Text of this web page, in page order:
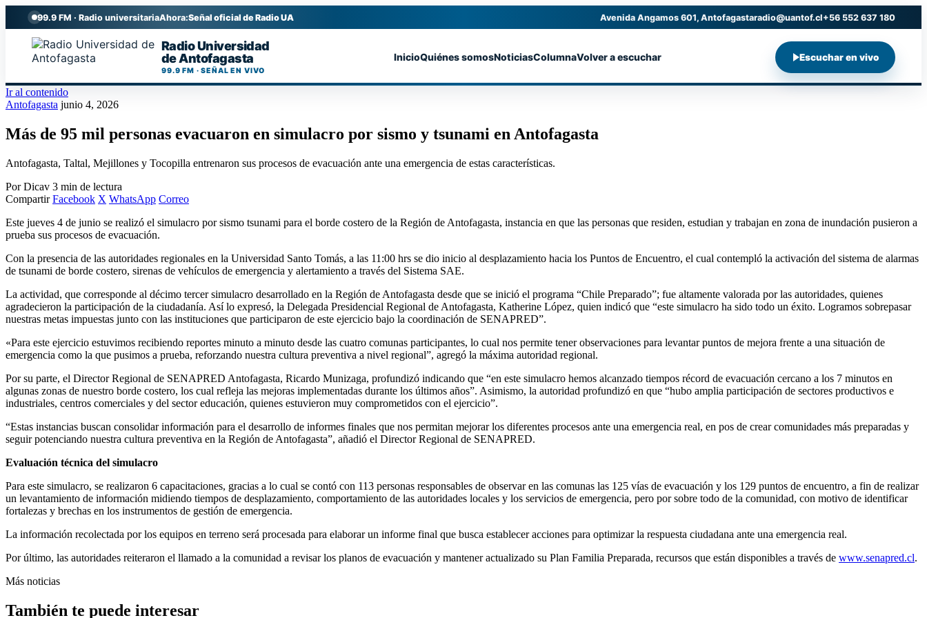
99.9 FM · Radio universitariaAhora:Señal oficial de Radio UA Avenida Angamos 601, Antofagastaradio@uantof.cl+56 552 637 180
Radio Universidad
de Antofagasta
99.9 FM · SEÑAL EN VIVO
InicioQuiénes somosNoticiasColumnaVolver a escuchar Escuchar en vivo
Ir al contenido
Antofagasta junio 4, 2026
Más de 95 mil personas evacuaron en simulacro por sismo y tsunami en Antofagasta
Antofagasta, Taltal, Mejillones y Tocopilla entrenaron sus procesos de evacuación ante una emergencia de estas características.
Por Dicav 3 min de lectura
Compartir Facebook X WhatsApp Correo
Este jueves 4 de junio se realizó el simulacro por sismo tsunami para el borde costero de la Región de Antofagasta, instancia en que las personas que residen, estudian y trabajan en zona de inundación pusieron a
prueba sus procesos de evacuación.
Con la presencia de las autoridades regionales en la Universidad Santo Tomás, a las 11:00 hrs se dio inicio al desplazamiento hacia los Puntos de Encuentro, el cual contempló la activación del sistema de alarmas
de tsunami de borde costero, sirenas de vehículos de emergencia y alertamiento a través del Sistema SAE.
La actividad, que corresponde al décimo tercer simulacro desarrollado en la Región de Antofagasta desde que se inició el programa “Chile Preparado”; fue altamente valorada por las autoridades, quienes
agradecieron la participación de la ciudadanía. Así lo expresó, la Delegada Presidencial Regional de Antofagasta, Katherine López, quien indicó que “este simulacro ha sido todo un éxito. Logramos sobrepasar
nuestras metas impuestas junto con las instituciones que participaron de este ejercicio bajo la coordinación de SENAPRED”.
«Para este ejercicio estuvimos recibiendo reportes minuto a minuto desde las cuatro comunas participantes, lo cual nos permite tener observaciones para levantar puntos de mejora frente a una situación de
emergencia como la que pusimos a prueba, reforzando nuestra cultura preventiva a nivel regional”, agregó la máxima autoridad regional.
Por su parte, el Director Regional de SENAPRED Antofagasta, Ricardo Munizaga, profundizó indicando que “en este simulacro hemos alcanzado tiempos récord de evacuación cercano a los 7 minutos en
algunas zonas de nuestro borde costero, los cual refleja las mejoras implementadas durante los últimos años”. Asimismo, la autoridad profundizó en que “hubo amplia participación de sectores productivos e
industriales, centros comerciales y del sector educación, quienes estuvieron muy comprometidos con el ejercicio”.
“Estas instancias buscan consolidar información para el desarrollo de informes finales que nos permitan mejorar los diferentes procesos ante una emergencia real, en pos de crear comunidades más preparadas y
seguir potenciando nuestra cultura preventiva en la Región de Antofagasta”, añadió el Director Regional de SENAPRED.
Evaluación técnica del simulacro
Para este simulacro, se realizaron 6 capacitaciones, gracias a lo cual se contó con 113 personas responsables de observar en las comunas las 125 vías de evacuación y los 129 puntos de encuentro, a fin de realizar
un levantamiento de información midiendo tiempos de desplazamiento, comportamiento de las autoridades locales y los servicios de emergencia, pero por sobre todo de la comunidad, con motivo de identificar
fortalezas y brechas en los instrumentos de gestión de emergencia.
La información recolectada por los equipos en terreno será procesada para elaborar un informe final que busca establecer acciones para optimizar la respuesta ciudadana ante una emergencia real.
Por último, las autoridades reiteraron el llamado a la comunidad a revisar los planos de evacuación y mantener actualizado su Plan Familia Preparada, recursos que están disponibles a través de www.senapred.cl.
Más noticias
También te puede interesar